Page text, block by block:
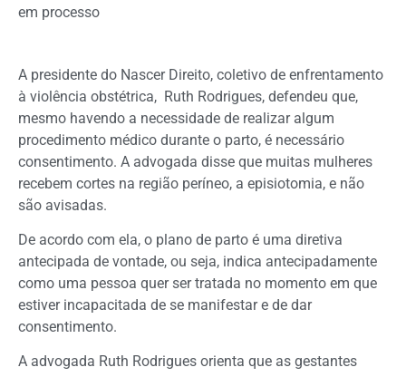
em processo
A presidente do Nascer Direito, coletivo de enfrentamento
à violência obstétrica, Ruth Rodrigues, defendeu que,
mesmo havendo a necessidade de realizar algum
procedimento médico durante o parto, é necessário
consentimento. A advogada disse que muitas mulheres
recebem cortes na região períneo, a episiotomia, e não
são avisadas.
De acordo com ela, o plano de parto é uma diretiva
antecipada de vontade, ou seja, indica antecipadamente
como uma pessoa quer ser tratada no momento em que
estiver incapacitada de se manifestar e de dar
consentimento.
A advogada Ruth Rodrigues orienta que as gestantes